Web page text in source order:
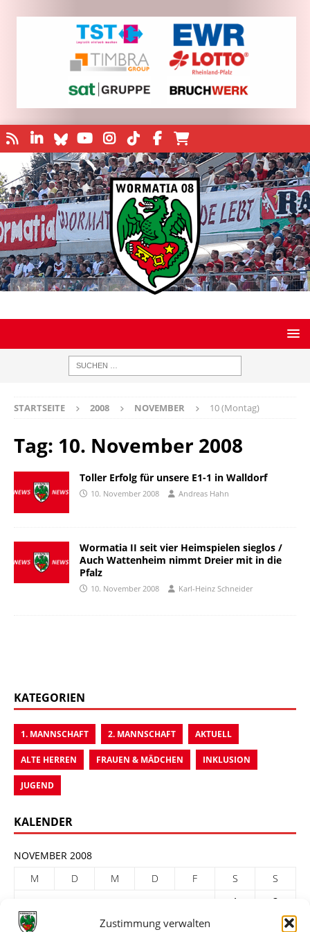
Zustimmung verwalten
STARTSEITE 2008 NOVEMBER 10 (Montag)
Tag: 10. November 2008
Toller Erfolg für unsere E1-1 in Walldorf
10. November 2008 Andreas Hahn
Wormatia II seit vier Heimspielen sieglos /
Auch Wattenheim nimmt Dreier mit in die
Pfalz
10. November 2008 Karl-Heinz Schneider
KATEGORIEN
1. MANNSCHAFT 2. MANNSCHAFT AKTUELL
ALTE HERREN FRAUEN & MÄDCHEN INKLUSION
JUGEND
KALENDER
NOVEMBER 2008
M
D M D F S
S
1
2
3
5 6 7